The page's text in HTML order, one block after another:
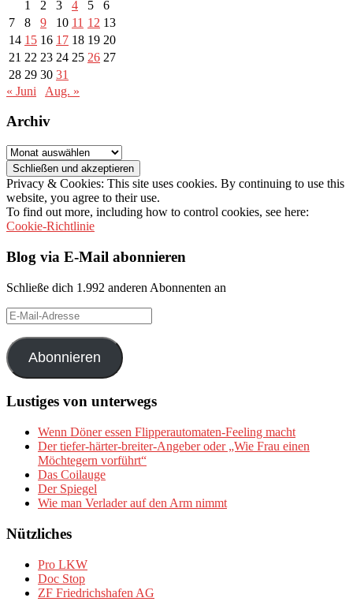
1 2 3 4 5
6
7
8 9 10 11 12 13
14 15 16 17 18 19 20
21 22 23 24 25 26 27
28 29 30 31
« Juni
Aug. »
Archiv
Archiv
Privacy & Cookies: This site uses cookies. By continuing to use this
website, you agree to their use.
To find out more, including how to control cookies, see here:
Cookie-Richtlinie
Blog via E-Mail abonnieren
Schließe dich 1.992 anderen Abonnenten an
E-
Mail-
Adresse
Abonnieren
Lustiges von unterwegs
Wenn Döner essen Flipperautomaten-Feeling macht
Der tiefer-härter-breiter-Angeber oder „Wie Frau einen
Möchtegern vorführt“
Das Coilauge
Der Spiegel
Wie man Verlader auf den Arm nimmt
Nützliches
Pro LKW
Doc Stop
ZF Friedrichshafen AG